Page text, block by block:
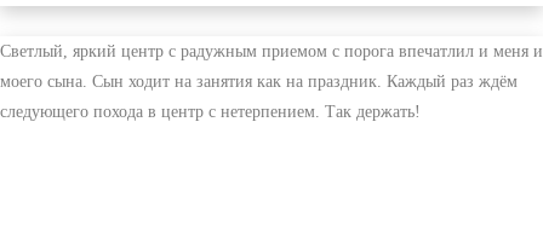
Светлый, яркий центр с радужным приемом с порога впечатлил и меня и
моего сына. Сын ходит на занятия как на праздник. Каждый раз ждём
следующего похода в центр с нетерпением. Так держать!